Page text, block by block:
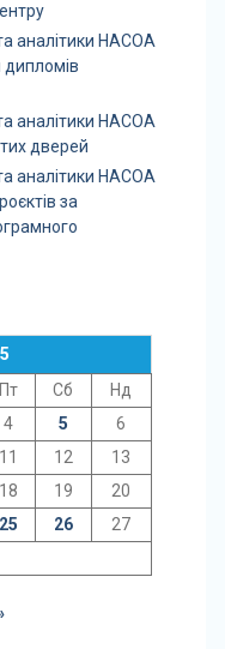
аналітики НАСОА
дипломів
аналітики НАСОА
дверей
аналітики НАСОА
за
Пт Сб
Нд
4 5
6
11 12
13
18 19
20
25 26
27